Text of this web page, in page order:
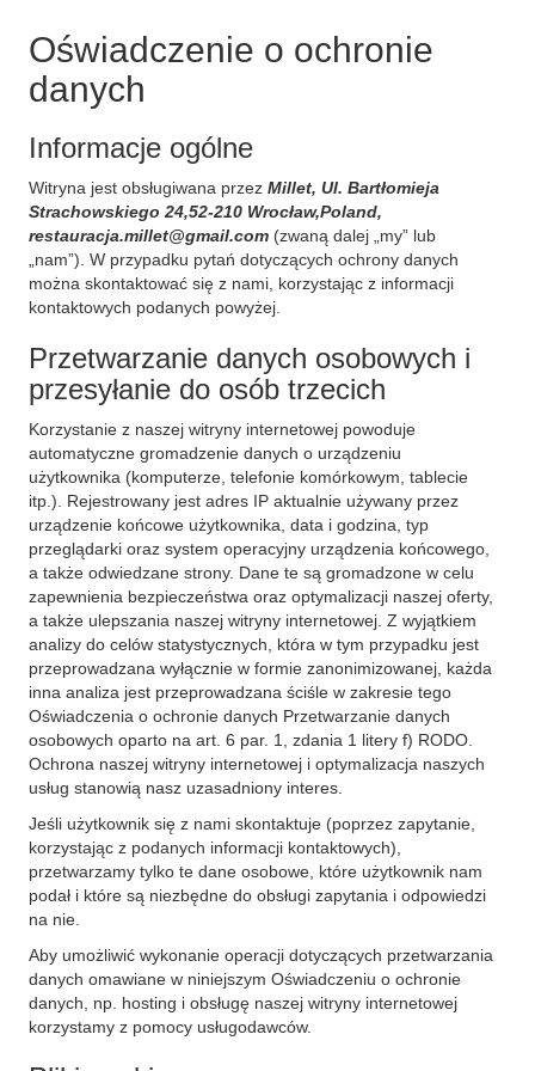
Oświadczenie o ochronie
danych
Informacje ogólne
Witryna jest obsługiwana przez Millet, Ul. Bartłomieja
Strachowskiego 24,52-210 Wrocław,Poland,
restauracja.millet@gmail.com (zwaną dalej „my” lub
„nam”). W przypadku pytań dotyczących ochrony danych
można skontaktować się z nami, korzystając z informacji
kontaktowych podanych powyżej.
Przetwarzanie danych osobowych i
przesyłanie do osób trzecich
Korzystanie z naszej witryny internetowej powoduje
automatyczne gromadzenie danych o urządzeniu
użytkownika (komputerze, telefonie komórkowym, tablecie
itp.). Rejestrowany jest adres IP aktualnie używany przez
urządzenie końcowe użytkownika, data i godzina, typ
przeglądarki oraz system operacyjny urządzenia końcowego,
a także odwiedzane strony. Dane te są gromadzone w celu
zapewnienia bezpieczeństwa oraz optymalizacji naszej oferty,
a także ulepszania naszej witryny internetowej. Z wyjątkiem
analizy do celów statystycznych, która w tym przypadku jest
przeprowadzana wyłącznie w formie zanonimizowanej, każda
inna analiza jest przeprowadzana ściśle w zakresie tego
Oświadczenia o ochronie danych Przetwarzanie danych
osobowych oparto na art. 6 par. 1, zdania 1 litery f) RODO.
Ochrona naszej witryny internetowej i optymalizacja naszych
usług stanowią nasz uzasadniony interes.
Jeśli użytkownik się z nami skontaktuje (poprzez zapytanie,
korzystając z podanych informacji kontaktowych),
przetwarzamy tylko te dane osobowe, które użytkownik nam
podał i które są niezbędne do obsługi zapytania i odpowiedzi
na nie.
Aby umożliwić wykonanie operacji dotyczących przetwarzania
danych omawiane w niniejszym Oświadczeniu o ochronie
danych, np. hosting i obsługę naszej witryny internetowej
korzystamy z pomocy usługodawców.